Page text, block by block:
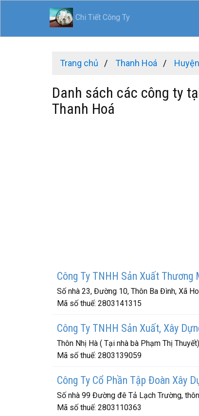
Chi Tiết Công Ty
Trang chủ Thanh Hoá
Danh sách các công ty
Thanh Hoá
Công Ty TNHH Sản Xuất Thương
Số nhà 23, Đường 10, Thôn Ba Đình, Xã
Mã số thuế: 2803141315
Công Ty TNHH Sản Xuất, Xây
Thôn Nhị Hà ( Tại nhà bà Phạm Thị
Mã số thuế: 2803139059
Công Ty Cổ Phần Tập Đoàn Xây
Số nhà 99 Đường đê Tả Lạch Trường,
Mã số thuế: 2803110363